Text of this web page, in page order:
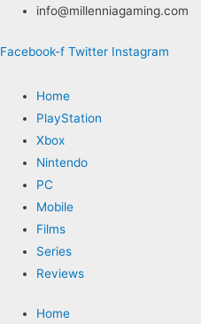
de
info@millenniagaming.com
Facebook-f Twitter Instagram
Home
PlayStation
Xbox
Nintendo
PC
Mobile
Films
Series
Reviews
Home